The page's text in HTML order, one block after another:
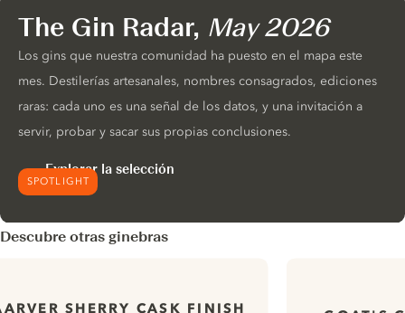
SPOTLIGHT
The Gin Radar, May 2026
Los gins que nuestra comunidad ha puesto en el mapa este
mes. Destilerías artesanales, nombres consagrados, ediciones
raras: cada uno es una señal de los datos, y una invitación a
servir, probar y sacar sus propias conclusiones.
Explorar la selección
Descubre otras ginebras
SHERRY CASK FINISH